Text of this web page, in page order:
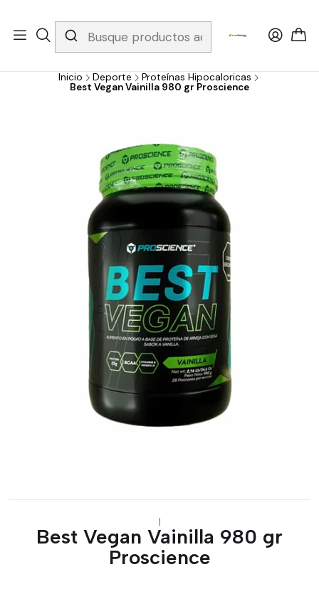
Whatsapp 3229079958/ Fijo 6019251796 / Envios a todo el país y
gratis apartir de 199.000!
Inicio Deporte
Proteínas Hipocaloricas
Best Vegan Vainilla 980 gr Proscience
|
Best Vegan Vainilla 980 gr
Proscience